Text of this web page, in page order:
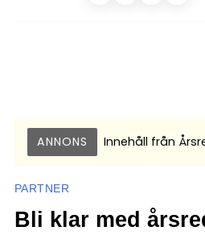
ANNONS Innehåll från
PARTNER
Bli klar med